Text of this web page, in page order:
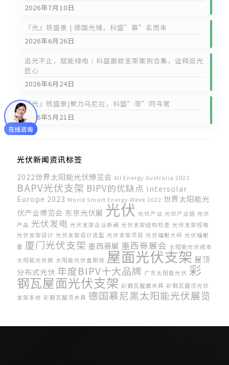
2026年7月10日
『光』筑盛景 | 德国光储，科盛”慕”名而来
2026年6月26日
追光不止，赋能绿电｜科盛跟踪支架案例合集，诠释追光
匠心
2026年6月24日
『光』筑盛景|聚力马尼拉，科盛”菲”同寻常
2026年5月21日
光伏新闻资讯标签
2022世界太阳能光伏博览会 All Energy Australia 2022
BAPV光伏支架 BIPV的优缺点 Intersolar
Europe 2023 World Smart Energy Week 2022 世界太阳能光
伏产业博览会 东京光伏展 光伏 光伏产业 光伏产业链 光伏
产品 光伏发电 光伏支架企业新闻 光伏支架结构检查 光伏支架规格
光伏支架设计 光伏支架设计选型 光伏支架项目 光伏辐射大吗 光伏辐射
量 厦门光伏支架 墨西哥展 墨西哥展会 太阳能光伏成本
太阳能光伏板 太阳能光伏金刚线 屋面光伏支架 屋顶
分布式光伏 年度BIPV十大品牌 广东太阳能光伏 彩
钢瓦屋面光伏支架 彩钢瓦屋面夹具 彩钢瓦屋顶光伏
支架系统 彩钢瓦屋顶夹具 德国慕尼黑太阳能光伏展览
科盛